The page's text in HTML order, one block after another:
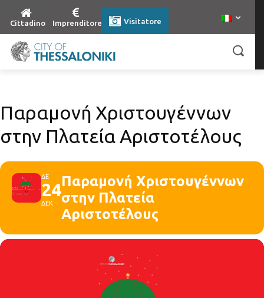
Cittadino Imprenditore Visitatore
Παραμονή Χριστουγέννων
στην Πλατεία Αριστοτέλους
ΔΕ
24
ΔΕΚ
Παραμονή Χριστουγέννων
στην Πλατεία
Αριστοτέλους